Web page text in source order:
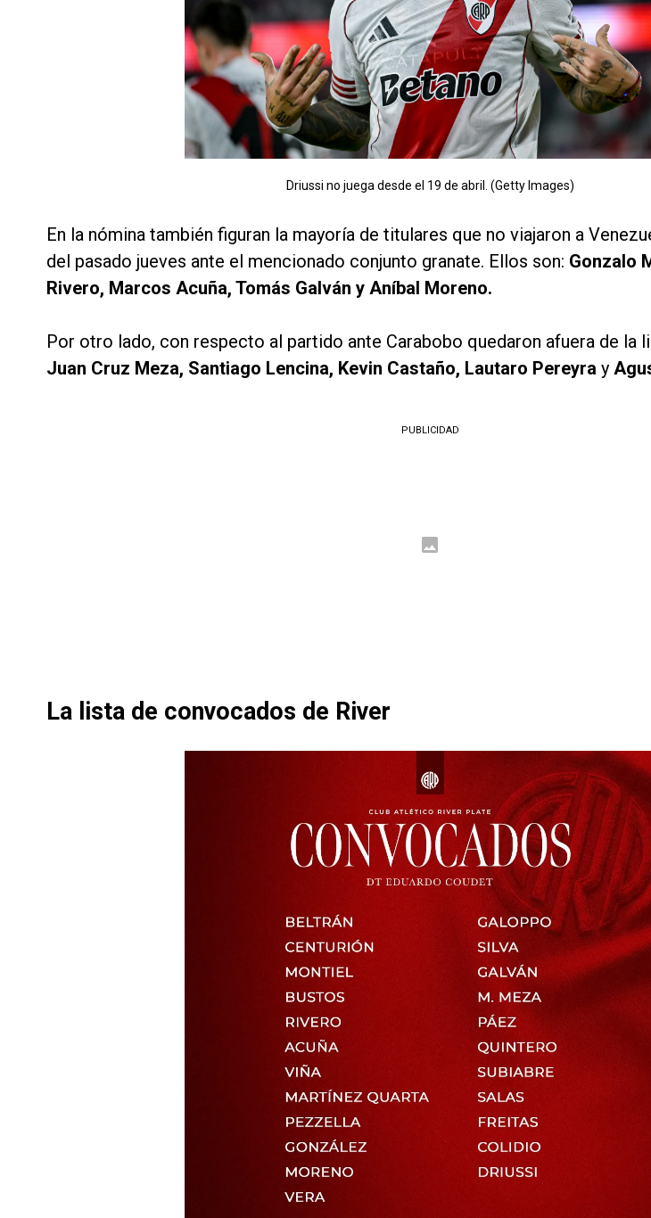
Driussi no juega desde el 19 de abril. (Getty Images)
En la nómina también figuran la mayoría de titulares que no viajaron a
del pasado jueves ante el mencionado conjunto granate. Ellos son: Gonzalo
Rivero, Marcos Acuña, Tomás Galván y Aníbal Moreno.
Por otro lado, con respecto al partido ante Carabobo quedaron afuera de la
Juan Cruz Meza, Santiago Lencina, Kevin Castaño, Lautaro Pereyra y
PUBLICIDAD
La lista de convocados de River